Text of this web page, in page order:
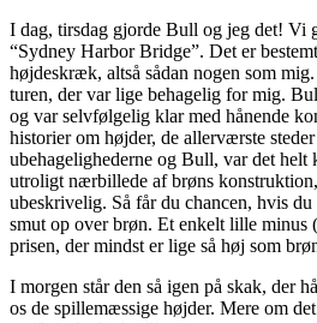
I dag, tirsdag gjorde Bull og jeg det! Vi
“Sydney Harbor Bridge”. Det er
højdeskræk, altså sådan nogen som
turen, der var lige behagelig for mig.
og var selvfølgelig klar med hånende
historier om højder, de allerværste
ubehagelighederne og Bull, var det
utroligt nærbillede af brøns
ubeskrivelig. Så får du chancen, hvis du
smut op over brøn. Et enkelt lille minus
prisen, der mindst er lige så høj som
I morgen står den så igen på skak, der
os de spillemæssige højder. Mere om